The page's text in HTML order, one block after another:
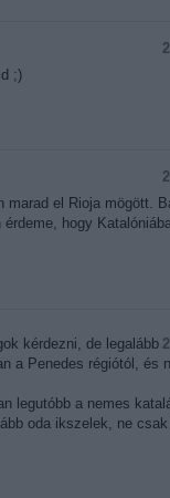
;)
marad el Rioja mögött.
hogy
kérdezni, de legalább
a Penedes régiótól, és
legutóbb a nemes
oda ikszelek, ne